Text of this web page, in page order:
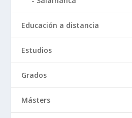
Educación a distancia
Estudios
Grados
Másters